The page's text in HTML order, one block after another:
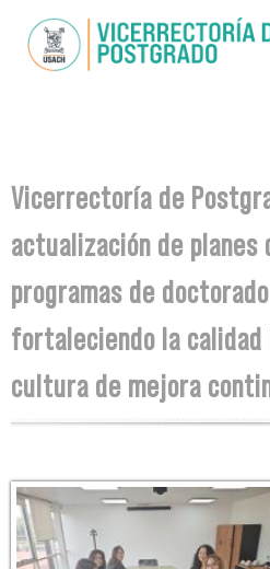
main
You are here
Vicerrectoría de
actualización de planes
programas de
fortaleciendo la
cultura de mejora